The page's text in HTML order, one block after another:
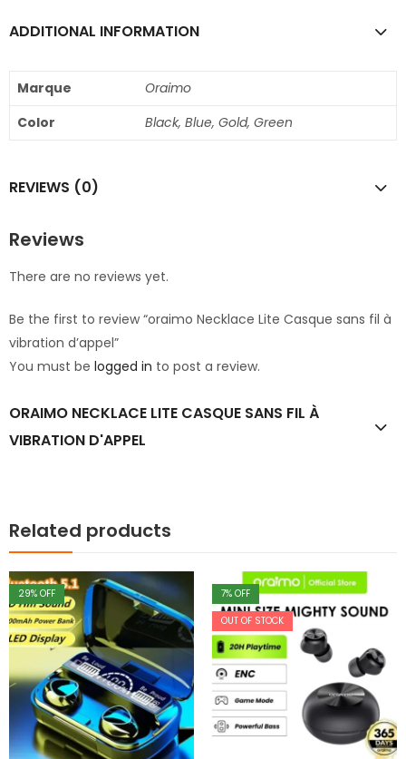
ADDITIONAL INFORMATION
Marque
Oraimo
Color
Black, Blue, Gold, Green
REVIEWS (0)
Reviews
There are no reviews yet.
Be the first to review “oraimo Necklace Lite Casque sans fil à
vibration d’appel”
You must be logged in to post a review.
ORAIMO NECKLACE LITE CASQUE SANS FIL À
VIBRATION D'APPEL
Related products
29% OFF 7% OFF
OUT OF STOCK